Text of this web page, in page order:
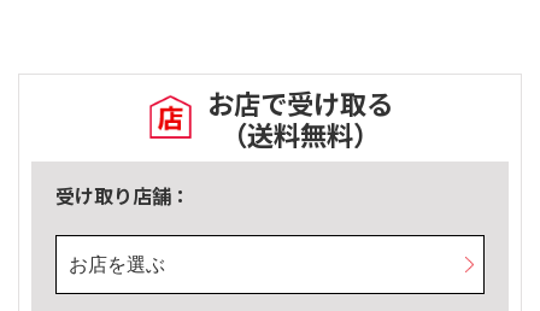
お店で受け取る
（送料無料）
受け取り店舗：
お店を選ぶ